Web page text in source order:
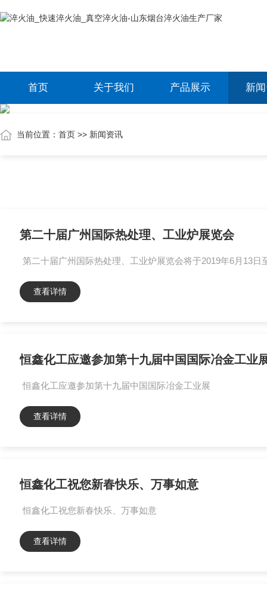
首页 关于我们 产品展示 新
当前位置： 首页 >> 新闻资讯
第二十届广州国际热处理、工业炉展览会
第二十届广州国际热处理、工业炉展览会将于2019年6月13
查看详情
恒鑫化工应邀参加第十九届中国国际冶金工业
恒鑫化工应邀参加第十九届中国国际冶金工业展
查看详情
恒鑫化工祝您新春快乐、万事如意
恒鑫化工祝您新春快乐、万事如意
查看详情